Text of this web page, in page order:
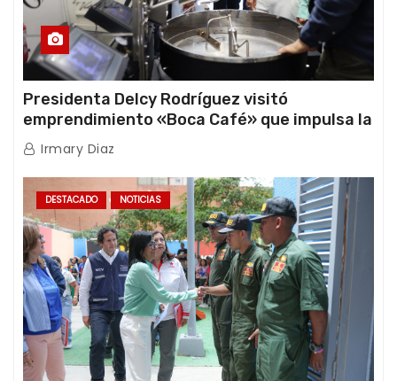
Presidenta Delcy Rodríguez visitó
emprendimiento «Boca Café» que impulsa la
producción nacional hacia mercados
internacionales
Irmary Diaz
DESTACADO NOTICIAS